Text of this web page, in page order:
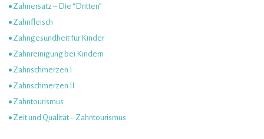
Zahnersatz – Die “Dritten”
Zahnfleisch
Zahngesundheit für Kinder
Zahnreinigung bei Kindern
Zahnschmerzen I
Zahnschmerzen II
Zahntourismus
Zeit und Qualität – Zahntourismus